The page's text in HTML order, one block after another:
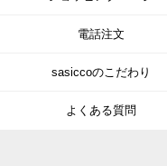
電話注文
sasiccoのこだわり
よくある質問